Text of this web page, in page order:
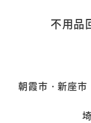
不用品
朝霞市・新座